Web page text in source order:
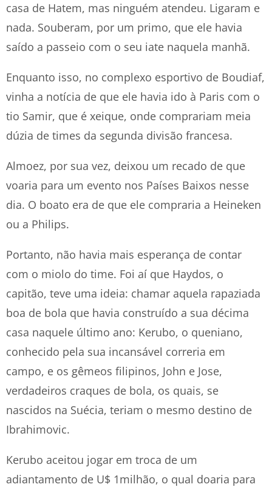
casa de Hatem, mas ninguém atendeu. Ligaram e
nada. Souberam, por um primo, que ele havia
saído a passeio com o seu iate naquela manhã.
Enquanto isso, no complexo esportivo de Boudiaf,
vinha a notícia de que ele havia ido à Paris com o
tio Samir, que é xeique, onde comprariam meia
dúzia de times da segunda divisão francesa.
Almoez, por sua vez, deixou um recado de que
voaria para um evento nos Países Baixos nesse
dia. O boato era de que ele compraria a Heineken
ou a Philips.
Portanto, não havia mais esperança de contar
com o miolo do time. Foi aí que Haydos, o
capitão, teve uma ideia: chamar aquela rapaziada
boa de bola que havia construído a sua décima
casa naquele último ano: Kerubo, o queniano,
conhecido pela sua incansável correria em
campo, e os gêmeos filipinos, John e Jose,
verdadeiros craques de bola, os quais, se
nascidos na Suécia, teriam o mesmo destino de
Ibrahimovic.
Kerubo aceitou jogar em troca de um
adiantamento de U$ 1milhão, o qual doaria para